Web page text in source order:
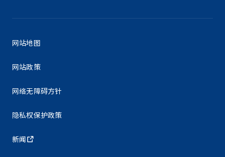
网站地图
网站政策
网络无障碍方针
隐私权保护政策
新闻